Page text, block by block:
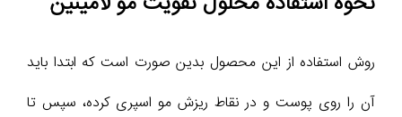
روش استفاده از این محصول بدین صورت است که ابتدا باید
آن را روی پوست و در نقاط ریزش مو اسپری کرده، سپس تا